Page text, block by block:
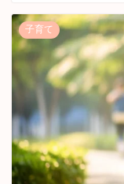
子育て